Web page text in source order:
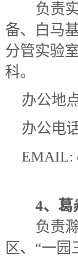
负责
备、白马
分管实验
科。
办公地
办公电
EMAIL:
4、葛
负责
区、“一